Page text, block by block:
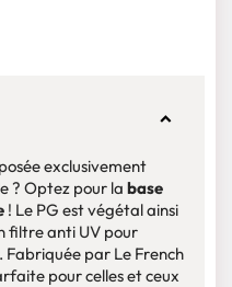
exclusivement
? Optez pour la base
! Le PG est végétal ainsi
filtre anti UV pour
par Le French
pour celles et ceux